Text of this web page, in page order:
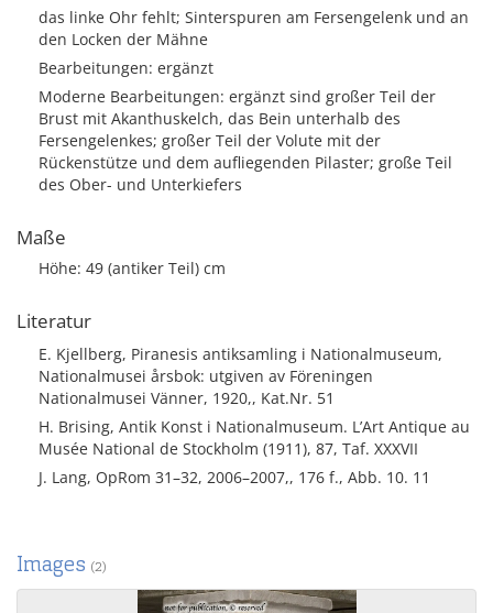
das linke Ohr fehlt; Sinterspuren am Fersengelenk und an
den Locken der Mähne
Bearbeitungen: ergänzt
Moderne Bearbeitungen: ergänzt sind großer Teil der
Brust mit Akanthuskelch, das Bein unterhalb des
Fersengelenkes; großer Teil der Volute mit der
Rückenstütze und dem aufliegenden Pilaster; große Teil
des Ober- und Unterkiefers
Maße
Höhe: 49 (antiker Teil) cm
Literatur
E. Kjellberg, Piranesis antiksamling i Nationalmuseum,
Nationalmusei årsbok: utgiven av Föreningen
Nationalmusei Vänner, 1920,, Kat.Nr. 51
H. Brising, Antik Konst i Nationalmuseum. L’Art Antique au
Musée National de Stockholm (1911), 87, Taf. XXXVII
J. Lang, OpRom 31–32, 2006–2007,, 176 f., Abb. 10. 11
Images (2)